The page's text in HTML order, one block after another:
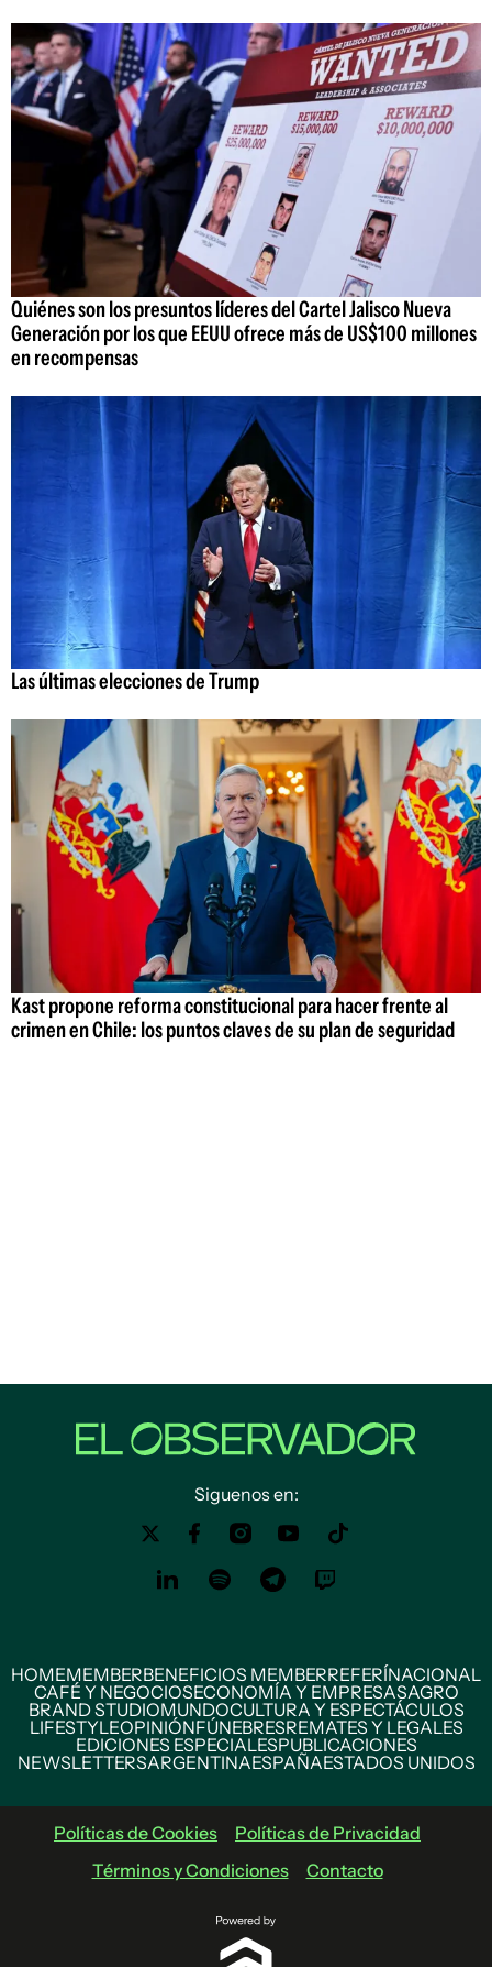
Quiénes son los presuntos líderes del Cartel Jalisco Nueva
Generación por los que EEUU ofrece más de US$100 millones
en recompensas
Las últimas elecciones de Trump
Kast propone reforma constitucional para hacer frente al
crimen en Chile: los puntos claves de su plan de seguridad
Siguenos en:
HOMEMEMBERBENEFICIOS MEMBERREFERÍNACIONAL
CAFÉ Y NEGOCIOSECONOMÍA Y EMPRESASAGRO
BRAND STUDIOMUNDOCULTURA Y ESPECTÁCULOS
LIFESTYLEOPINIÓNFÚNEBRESREMATES Y LEGALES
EDICIONES ESPECIALESPUBLICACIONES
NEWSLETTERSARGENTINAESPAÑAESTADOS UNIDOS
Políticas de Cookies
Políticas de Privacidad
Términos y Condiciones
Contacto